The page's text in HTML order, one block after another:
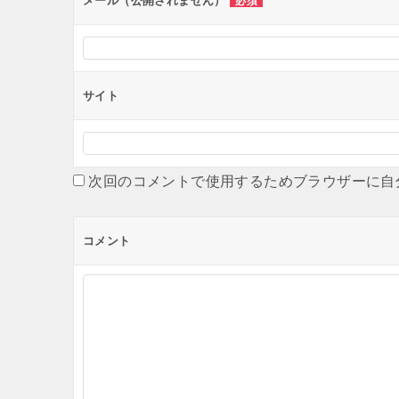
サイト
次回のコメントで使用するためブラウザーに
コメント